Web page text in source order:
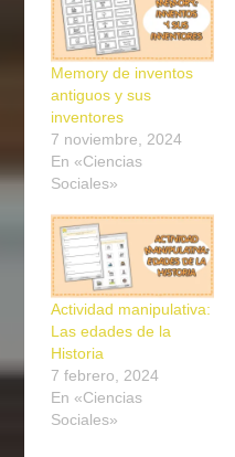
Memory de inventos
antiguos y sus
inventores
7 noviembre, 2024
En «Ciencias
Sociales»
Actividad manipulativa:
Las edades de la
Historia
7 febrero, 2024
En «Ciencias
Sociales»